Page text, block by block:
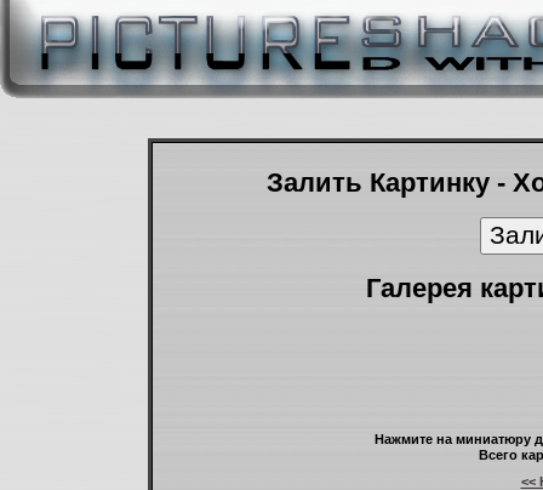
Залить Картинку -
Галерея
Нажмите на миниатюру
Всего
<<